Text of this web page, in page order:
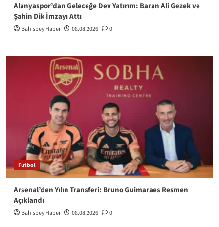
Alanyaspor’dan Geleceğe Dev Yatırım: Baran Ali Gezek ve
Şahin Dik İmzayı Attı
Bahisbey Haber 08.08.2026 0
Futbol
Arsenal’den Yılın Transferi: Bruno Guimaraes Resmen
Açıklandı
Bahisbey Haber 08.08.2026 0